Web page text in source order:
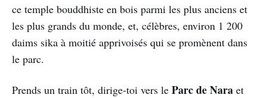
ce temple bouddhiste en bois parmi les plus anciens et
les plus grands du monde, et, célèbres, environ 1 200
daims sika à moitié apprivoisés qui se promènent dans
le parc.
Prends un train tôt, dirige-toi vers le Parc de Nara et